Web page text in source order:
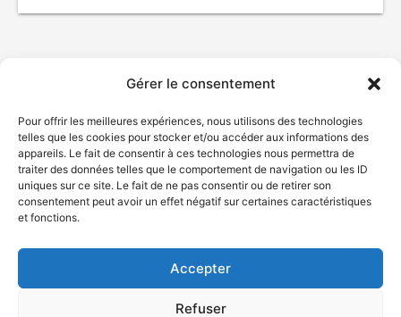
Gérer le consentement
Pour offrir les meilleures expériences, nous utilisons des technologies
telles que les cookies pour stocker et/ou accéder aux informations des
appareils. Le fait de consentir à ces technologies nous permettra de
traiter des données telles que le comportement de navigation ou les ID
uniques sur ce site. Le fait de ne pas consentir ou de retirer son
consentement peut avoir un effet négatif sur certaines caractéristiques
et fonctions.
Accepter
Refuser
© Gouvernement du Québec, 2026
Plan du site
Accessibilité
Accès à l'information
Déclaration de services